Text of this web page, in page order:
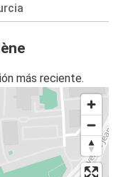
más reciente.